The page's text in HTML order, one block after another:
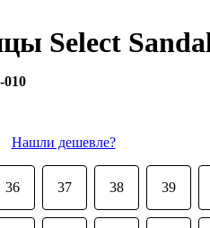
Select
010
Нашли дешевле?
36 37 38 39